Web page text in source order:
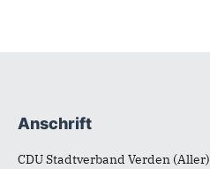
Fußbereich
Anschrift
CDU Stadtverband Verden (Aller)